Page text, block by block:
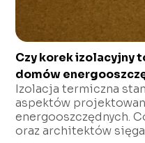
Czy korek izolacyjny
domów
Izolacja termiczna
aspektów
energooszczędnych.
oraz architektów